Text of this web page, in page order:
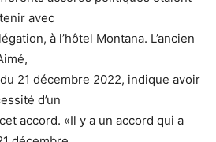
avec
à l’hôtel Montana. L’ancien
21 décembre 2022, indique avoir
d’un
accord. «Il y a un accord qui a